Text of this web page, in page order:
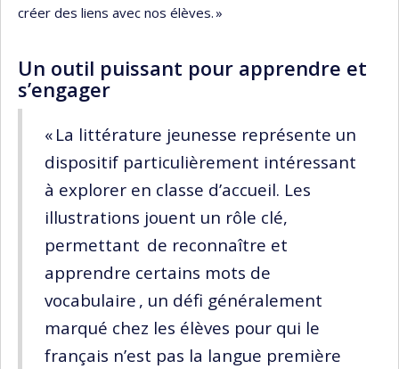
créer des liens avec nos élèves. »
Un outil puissant pour apprendre et
s’engager
« La littérature jeunesse représente un
dispositif particulièrement intéressant
à explorer en classe d’accueil. Les
illustrations jouent un rôle clé,
permettant de reconnaître et
apprendre certains mots de
vocabulaire , un défi généralement
marqué chez les élèves pour qui le
français n’est pas la langue première